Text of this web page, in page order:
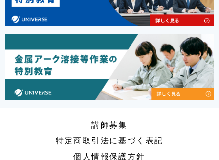
講師募集
特定商取引法に基づく表記
個人情報保護方針